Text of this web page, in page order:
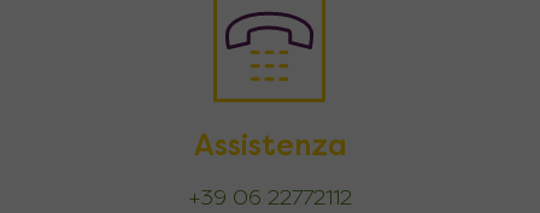
Assistenza
+39 06 22772112